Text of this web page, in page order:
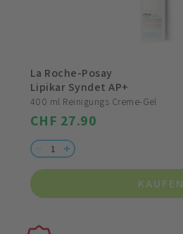
La Roche-Posay
Lipikar Syndet AP+
400 ml Reinigungs Creme-Gel
CHF 27.90
KAUFEN